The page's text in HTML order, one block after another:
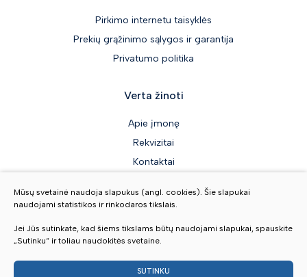
Pirkimo internetu taisyklės
Prekių grąžinimo sąlygos ir garantija
Privatumo politika
Verta žinoti
Apie įmonę
Rekvizitai
Kontaktai
Mūsų svetainė naudoja slapukus (angl. cookies). Šie slapukai
naudojami statistikos ir rinkodaros tikslais.
Jei Jūs sutinkate, kad šiems tikslams būtų naudojami slapukai, spauskite
„Sutinku“ ir toliau naudokitės svetaine.
SUTINKU